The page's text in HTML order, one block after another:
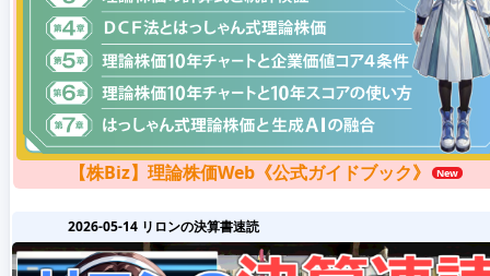
【株Biz】理論株価Web《公式ガイドブック》
2026-05-14 リロンの決算書速読